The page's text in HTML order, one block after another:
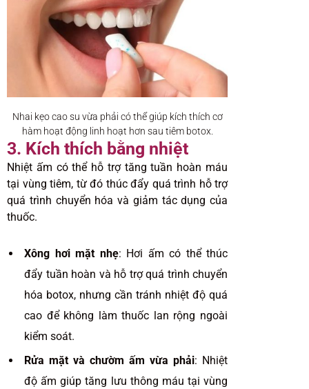
Nhai kẹo cao su vừa phải có thể giúp kích thích cơ
hàm hoạt động linh hoạt hơn sau tiêm botox.
3. Kích thích bằng nhiệt
Nhiệt ấm có thể hỗ trợ tăng tuần hoàn máu
tại vùng tiêm, từ đó thúc đẩy quá trình hỗ trợ
quá trình chuyển hóa và giảm tác dụng của
thuốc.
Xông hơi mặt nhẹ: Hơi ấm có thể thúc
đẩy tuần hoàn và hỗ trợ quá trình chuyển
hóa botox, nhưng cần tránh nhiệt độ quá
cao để không làm thuốc lan rộng ngoài
kiểm soát.
Rửa mặt và chườm ấm vừa phải: Nhiệt
độ ấm giúp tăng lưu thông máu tại vùng